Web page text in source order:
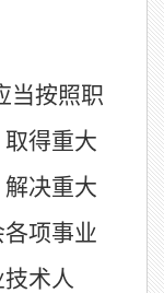
当按照职
得重大
决重大
项事业
术人